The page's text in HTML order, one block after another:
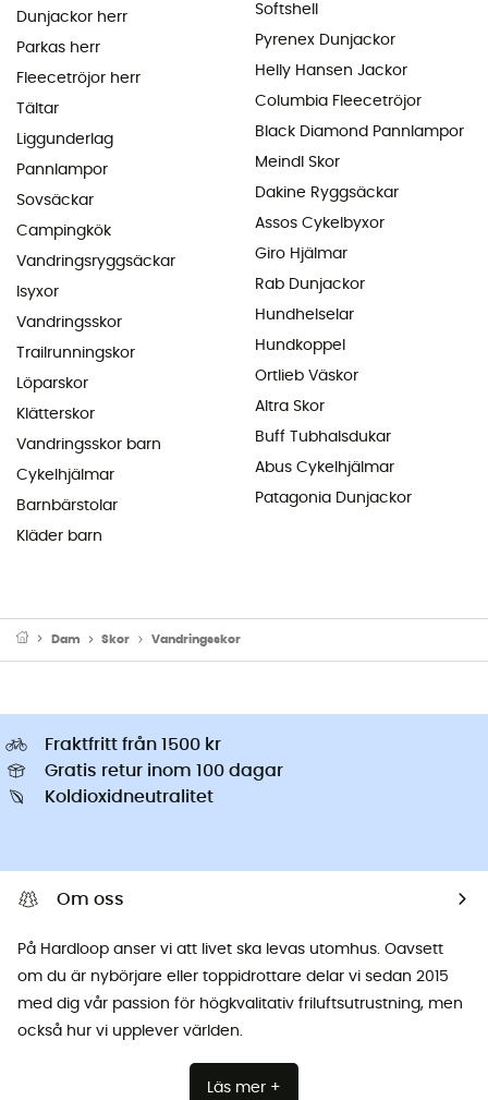
Dunjackor herr
Parkas herr
Fleecetröjor herr
Tältar
Liggunderlag
Pannlampor
Sovsäckar
Campingkök
Vandringsryggsäckar
Isyxor
Vandringsskor
Trailrunningskor
Löparskor
Klätterskor
Vandringsskor barn
Cykelhjälmar
Barnbärstolar
Kläder barn
Softshell
Pyrenex Dunjackor
Helly Hansen Jackor
Columbia Fleecetröjor
Black Diamond Pannlampor
Meindl Skor
Dakine Ryggsäckar
Assos Cykelbyxor
Giro Hjälmar
Rab Dunjackor
Hundhelselar
Hundkoppel
Ortlieb Väskor
Altra Skor
Buff Tubhalsdukar
Abus Cykelhjälmar
Patagonia Dunjackor
Dam Skor Vandringsskor
Fraktfritt från 1500 kr
Gratis retur inom 100 dagar
Koldioxidneutralitet
Om oss
På Hardloop anser vi att livet ska levas utomhus. Oavsett
om du är nybörjare eller toppidrottare delar vi sedan 2015
med dig vår passion för högkvalitativ friluftsutrustning, men
också hur vi upplever världen.
Läs mer +